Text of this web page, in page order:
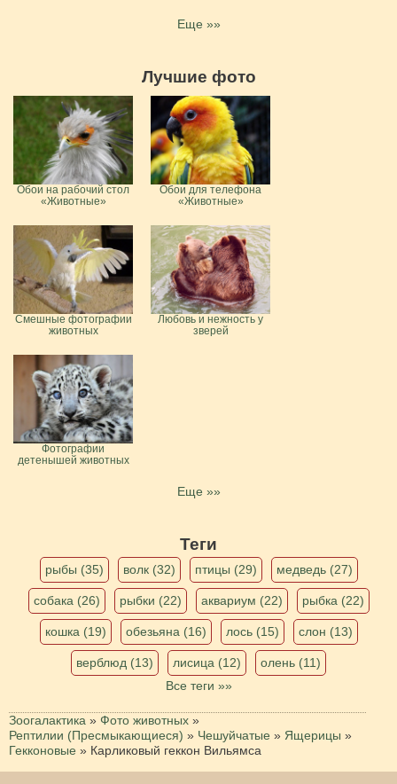
Еще »»
Лучшие фото
Обои на рабочий стол
«Животные»
Обои для телефона
«Животные»
Смешные фотографии
животных
Любовь и нежность у
зверей
Фотографии
детенышей животных
Еще »»
Теги
рыбы (35) волк (32) птицы (29) медведь (27)
собака (26) рыбки (22) аквариум (22) рыбка (22)
кошка (19) обезьяна (16) лось (15) слон (13)
верблюд (13) лисица (12)
олень (11)
Все теги »»
Зоогалактика » Фото животных »
Рептилии (Пресмыкающиеся) » Чешуйчатые » Ящерицы »
Гекконовые » Карликовый геккон Вильямса